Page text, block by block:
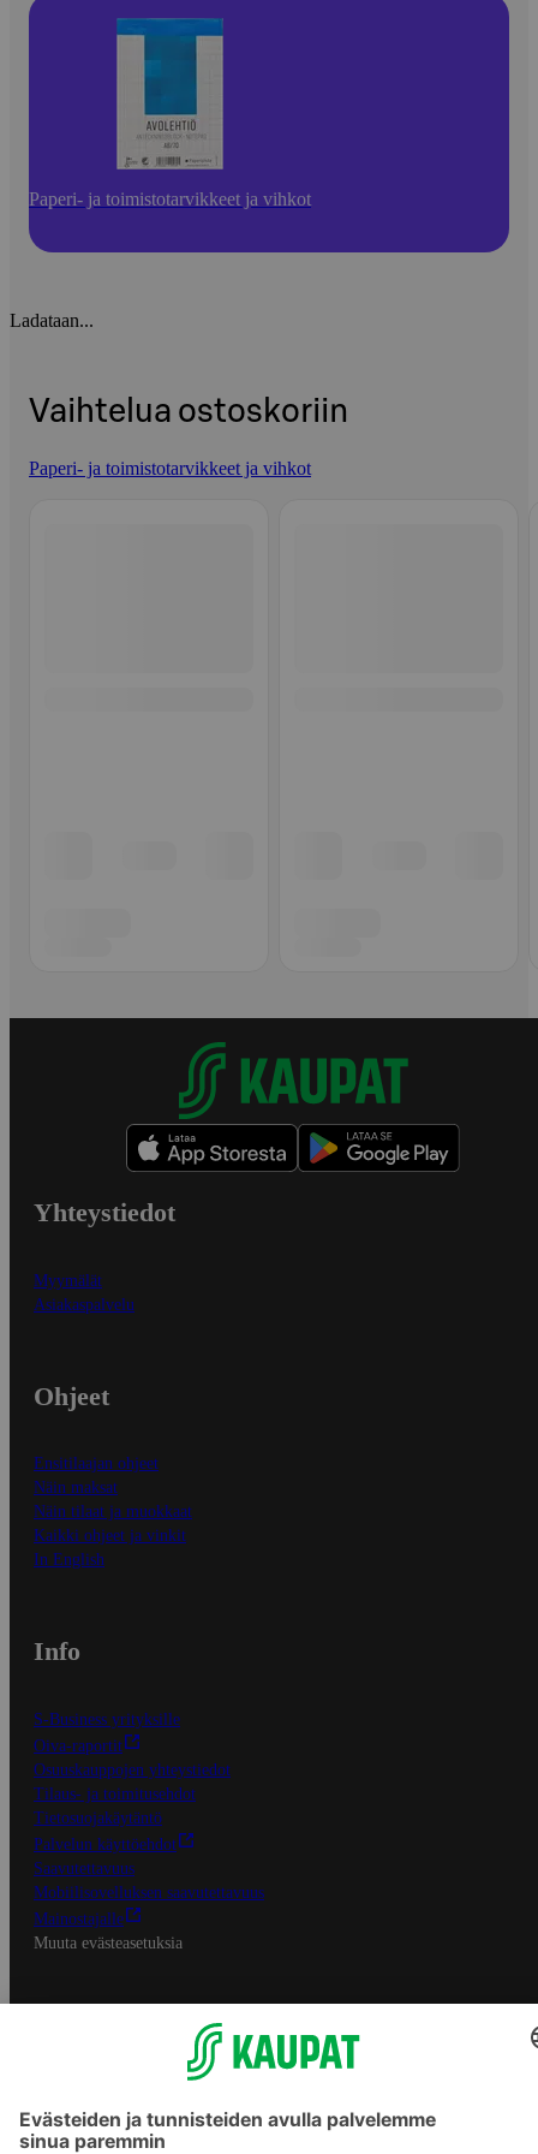
Paperi- ja toimistotarvikkeet ja vihkot
Ladataan...
Vaihtelua ostoskoriin
Paperi- ja toimistotarvikkeet ja vihkot
Yhteystiedot
Myymälät
Asiakaspalvelu
Ohjeet
Ensitilaajan ohjeet
Näin maksat
Näin tilaat ja muokkaat
Kaikki ohjeet ja vinkit
In English
Info
S-Business yrityksille
Oiva-raportit
Osuuskauppojen yhteystiedot
Tilaus- ja toimitusehdot
Tietosuojakäytäntö
Palvelun käyttöehdot
Saavutettavuus
Mobiilisovelluksen saavutettavuus
Mainostajalle
Muuta evästeasetuksia
S-ryhmän palvelut
Asiakasomistajuus